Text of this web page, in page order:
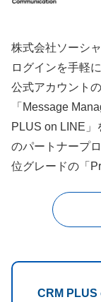
株式会社ソーシ
ログインを手軽
公式アカウント
「Message
PLUS on LINE」
のパートナープ
位グレードの「
CRM PLUS